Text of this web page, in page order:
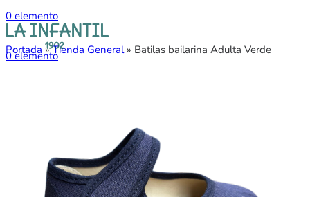
0 elemento
0elemento
Portada »Tienda General» Batilas bailarina Adulta Verde